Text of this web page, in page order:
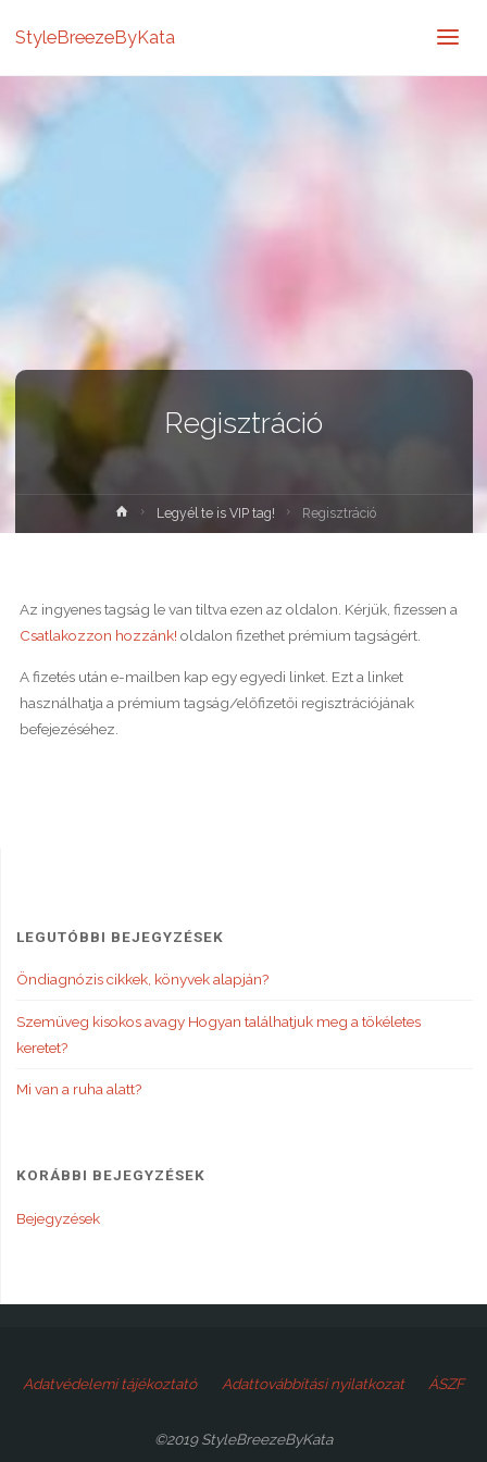
StyleBreezeByKata
Regisztráció
HomeLegyél te is VIP tag! Regisztráció
Az ingyenes tagság le van tiltva ezen az oldalon. Kérjük, fizessen a
Csatlakozzon hozzánk! oldalon fizethet prémium tagságért.
A fizetés után e-mailben kap egy egyedi linket. Ezt a linket
használhatja a prémium tagság/előfizetői regisztrációjának
befejezéséhez.
LEGUTÓBBI BEJEGYZÉSEK
Öndiagnózis cikkek, könyvek alapján?
Szemüveg kisokos avagy Hogyan találhatjuk meg a tökéletes
keretet?
Mi van a ruha alatt?
KORÁBBI BEJEGYZÉSEK
Bejegyzések
Adatvédelemi tájékoztató Adattovábbítási nyilatkozat ÁSZF
©2019 StyleBreezeByKata